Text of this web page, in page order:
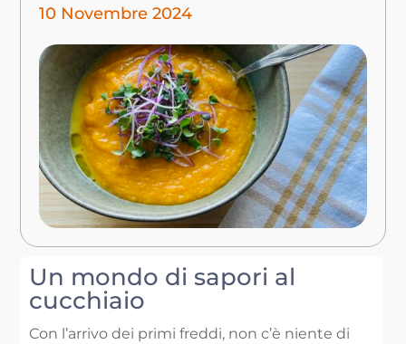
10 Novembre 2024
Un mondo di sapori al
cucchiaio
Con l’arrivo dei primi freddi, non c’è niente di